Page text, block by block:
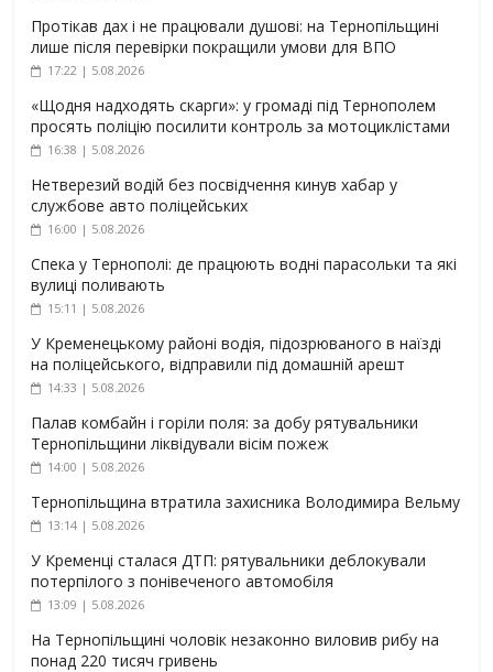
Протікав дах і не працювали душові: на Тернопільщині
лише після перевірки покращили умови для ВПО
17:22 | 5.08.2026
«Щодня надходять скарги»: у громаді під Тернополем
просять поліцію посилити контроль за мотоциклістами
16:38 | 5.08.2026
Нетверезий водій без посвідчення кинув хабар у
службове авто поліцейських
16:00 | 5.08.2026
Спека у Тернополі: де працюють водні парасольки та які
вулиці поливають
15:11 | 5.08.2026
У Кременецькому районі водія, підозрюваного в наїзді
на поліцейського, відправили під домашній арешт
14:33 | 5.08.2026
Палав комбайн і горіли поля: за добу рятувальники
Тернопільщини ліквідували вісім пожеж
14:00 | 5.08.2026
Тернопільщина втратила захисника Володимира Вельму
13:14 | 5.08.2026
У Кременці сталася ДТП: рятувальники деблокували
потерпілого з понівеченого автомобіля
13:09 | 5.08.2026
На Тернопільщині чоловік незаконно виловив рибу на
понад 220 тисяч гривень